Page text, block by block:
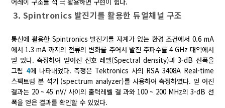
3. Spintronics 발진기를 활용한 듀얼채널 구조
통신에 활용한 Spintronics 발진기를 자계가 없는 환경 조건에서 0.6 mA
에서 1.3 mA 까지의 전류의 변화를 주어서 발진 주파수를 4 GHz 대역에서
얻 었다. 측정하여 얻어진 신호 레벨(Spectral density)과 3-dB 선폭을
그림 4에 나타내었다. 측정은 Tektronics 사의 RSA 3408A Real-time
스펙트럼 분 석기 (spectrum analyzer)를 사용하여 측정하였다. 얻 어진
결과는 20 ~ 45 nV/ 사이의 출력레벨 결 과와 100 ~ 200 MHz의 3-dB 선
폭을 얻은 결과를 확인할 수 있었다.